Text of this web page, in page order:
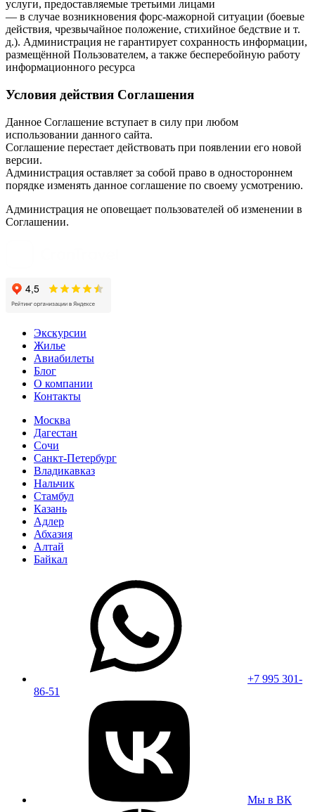
услуги, предоставляемые третьими лицами
— в случае возникновения форс-мажорной ситуации (боевые
действия, чрезвычайное положение, стихийное бедствие и т.
д.). Администрация не гарантирует сохранность информации,
размещённой Пользователем, а также бесперебойную работу
информационного ресурса
Условия действия Соглашения
Данное Соглашение вступает в силу при любом
использовании данного сайта.
Соглашение перестает действовать при появлении его новой
версии.
Администрация оставляет за собой право в одностороннем
порядке изменять данное соглашение по своему усмотрению.
Администрация не оповещает пользователей об изменении в
Соглашении.
Экскурсии
Жилье
Авиабилеты
Блог
О компании
Контакты
Москва
Дагестан
Сочи
Санкт-Петербург
Владикавказ
Нальчик
Стамбул
Казань
Адлер
Абхазия
Алтай
Байкал
+7 995 301-
86-51
Мы в ВК